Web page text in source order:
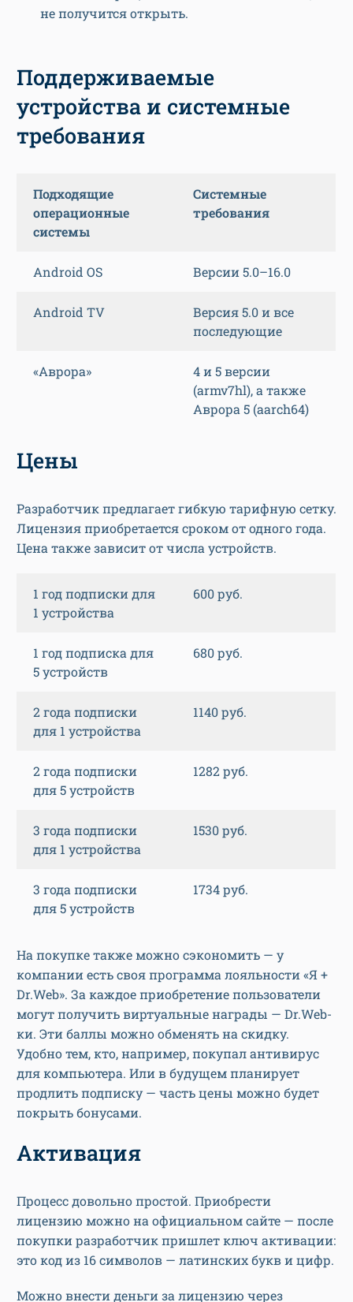
не получится открыть.
Поддерживаемые
устройства и системные
требования
Подходящие
операционные
системы
Системные
требования
Android OS Версии 5.0–16.0
Android TV
Версия 5.0 и все
последующие
«Аврора»
4 и 5 версии
(armv7hl), а также
Аврора 5 (aarch64)
Цены
Разработчик предлагает гибкую тарифную сетку.
Лицензия приобретается сроком от одного года.
Цена также зависит от числа устройств.
1 год подписки для
1 устройства
600 руб.
1 год подписка для
5 устройств
680 руб.
2 года подписки
для 1 устройства
1140 руб.
2 года подписки
для 5 устройств
1282 руб.
3 года подписки
для 1 устройства
1530 руб.
3 года подписки
для 5 устройств
1734 руб.
На покупке также можно сэкономить — у
компании есть своя программа лояльности «Я +
Dr.Web». За каждое приобретение пользователи
могут получить виртуальные награды — Dr.Web-
ки. Эти баллы можно обменять на скидку.
Удобно тем, кто, например, покупал антивирус
для компьютера. Или в будущем планирует
продлить подписку — часть цены можно будет
покрыть бонусами.
Активация
Процесс довольно простой. Приобрести
лицензию можно на официальном сайте — после
покупки разработчик пришлет ключ активации:
это код из 16 символов — латинских букв и цифр.
Можно внести деньги за лицензию через